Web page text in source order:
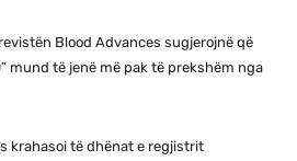
Blood Advances sugjerojnë që
mund të jenë më pak të prekshëm nga
krahasoi të dhënat e regjistrit